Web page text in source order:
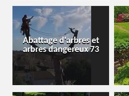
Abattage d'arbres et
arbres dangereux 73